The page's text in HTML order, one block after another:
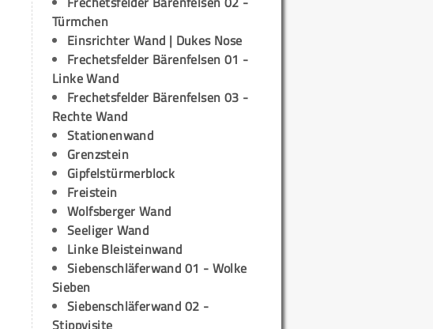
Türmchen
Einsrichter Wand | Dukes Nose
Frechetsfelder Bärenfelsen 01 -
Linke Wand
Frechetsfelder Bärenfelsen 03 -
Rechte Wand
Stationenwand
Grenzstein
Gipfelstürmerblock
Freistein
Wolfsberger Wand
Seeliger Wand
Linke Bleisteinwand
Siebenschläferwand 01 - Wolke
Sieben
Siebenschläferwand 02 -